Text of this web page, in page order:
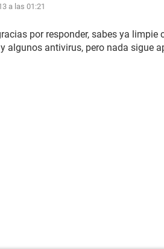
a las 01:21
por responder, sabes ya limpie
y algunos antivirus, pero nada sigue